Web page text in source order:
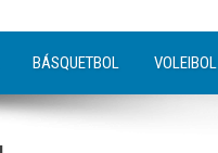
BÁSQUETBOL VOLEIBOL